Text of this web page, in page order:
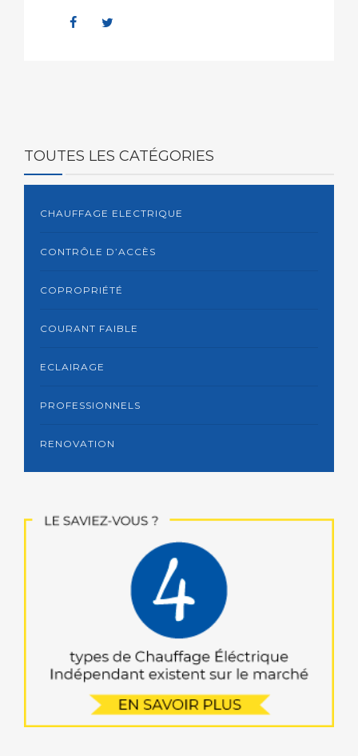
TOUTES LES CATÉGORIES
CHAUFFAGE ELECTRIQUE
CONTRÔLE D’ACCÈS
COPROPRIÉTÉ
COURANT FAIBLE
ECLAIRAGE
PROFESSIONNELS
RENOVATION